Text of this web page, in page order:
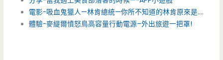
電影-吸血鬼獵人—林肯總統—你所不知道的林肯原來是….
體驗-麥緹爾憤怒鳥高容量行動電源–外出旅遊一把罩!